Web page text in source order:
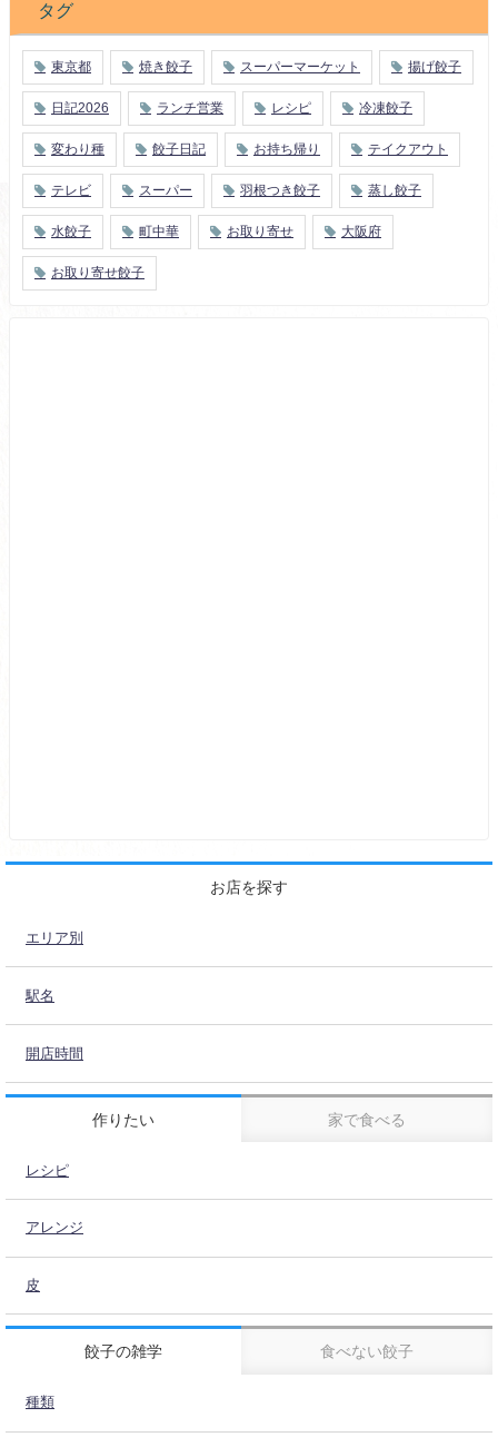
タグ
東京都 焼き餃子 スーパーマーケット 揚げ餃子
日記2026 ランチ営業 レシピ 冷凍餃子
変わり種 餃子日記 お持ち帰り テイクアウト
テレビ スーパー 羽根つき餃子 蒸し餃子
水餃子 町中華 お取り寄せ 大阪府
お取り寄せ餃子
お店を探す
エリア別
駅名
開店時間
作りたい 家で食べる
レシピ
アレンジ
皮
餃子の雑学 食べない餃子
種類